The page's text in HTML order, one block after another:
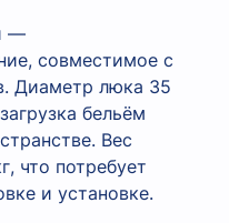
—
совместимое с
Диаметр люка 35
бельём
Вес
что потребует
и установке.